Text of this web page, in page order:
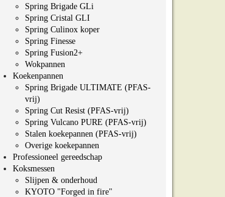
Spring Brigade GLi
Spring Cristal GLI
Spring Culinox koper
Spring Finesse
Spring Fusion2+
Wokpannen
Koekenpannen
Spring Brigade ULTIMATE (PFAS-
vrij)
Spring Cut Resist (PFAS-vrij)
Spring Vulcano PURE (PFAS-vrij)
Stalen koekepannen (PFAS-vrij)
Overige koekepannen
Professioneel gereedschap
Koksmessen
Slijpen & onderhoud
KYOTO "Forged in fire"